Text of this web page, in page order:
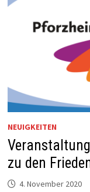
NEUIGKEITEN
zu den
4. November 2020